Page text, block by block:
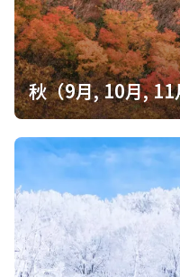
秋（9月, 10月, 11